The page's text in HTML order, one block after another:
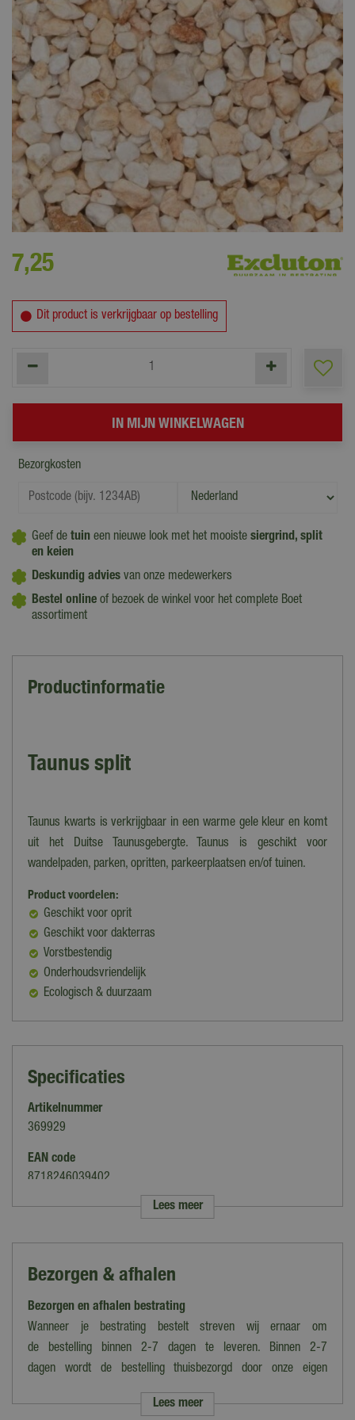
Getoonde prijs is per zak van 25 kg. Minimale bestelhoeveelheid is 1
verpakking.
7,25
Dit product is verkrijgbaar op bestelling
Bezorgkosten
Geef de tuin een nieuwe look met het mooiste siergrind, split
en keien
Deskundig advies van onze medewerkers
Bestel online of bezoek de winkel voor het complete Boet
assortiment
Productinformatie
Taunus split
Taunus kwarts is verkrijgbaar in een warme gele kleur en komt
uit het Duitse Taunusgebergte. Taunus is geschikt voor
wandelpaden, parken, opritten, parkeerplaatsen en/of tuinen.
Product voordelen:
Geschikt voor oprit
Geschikt voor dakterras
Vorstbestendig
Onderhoudsvriendelijk
Ecologisch & duurzaam
Specificaties
Artikelnummer
369929
EAN code
8718246039402
Merk
Geel
Gewicht
25 kg per zak
Fijn
Lees meer
Bezorgen & afhalen
Bezorgen en afhalen bestrating
Wanneer je bestrating bestelt streven wij ernaar om
de bestelling binnen 2-7 dagen te leveren. Binnen 2-7
dagen wordt de bestelling thuisbezorgd door onze eigen
Let op: de verzendkosten variëren van tarief i.v.m. grootte en het
Lees meer